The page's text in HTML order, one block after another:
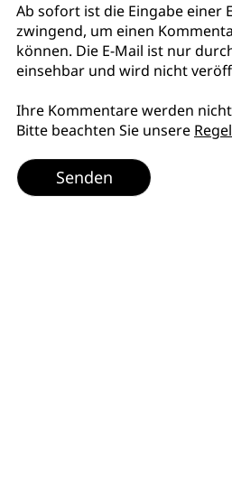
Ab sofort ist die Eingabe einer
zwingend, um einen
können. Die E-Mail ist nur
einsehbar und wird nicht
Ihre Kommentare werden
Bitte beachten Sie unsere
Senden